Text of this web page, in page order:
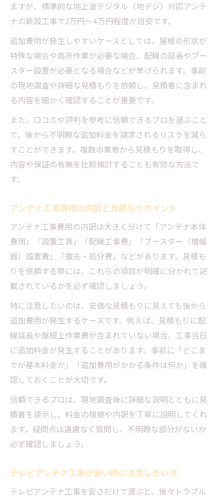
ますが、標準的な地上波デジタル（地デジ）対応アンテ
ナの新設工事で2万円〜4万円程度が目安です。
追加費用が発生しやすいケースとしては、屋根の形状が
特殊な場合や高所作業が必要な場合、配線の延長やブー
スター設置が必要となる場合などが挙げられます。事前
の現地調査や詳細な見積もりを依頼し、見積書に含まれ
る内容を細かく確認することが重要です。
また、口コミや評判を参考に信頼できるプロを選ぶこと
で、後から不明瞭な追加料金を請求されるリスクを減ら
すことができます。複数の業者から見積もりを取得し、
内容や保証の有無を比較検討することも有効な方法で
す。
アンテナ工事費用の内訳と見積もりポイント
アンテナ工事費用の内訳は大きく分けて「アンテナ本体
費用」「設置工賃」「配線工事費」「ブースター（増幅
器）設置費」「撤去・処分費」などがあります。見積も
りを依頼する際には、これらの項目が明確に分かれて記
載されているかを必ず確認しましょう。
特に注意したいのは、安価な見積もりに見えても後から
追加費用が発生するケースです。例えば、見積もりに配
線延長や屋根上作業費が含まれていない場合、工事当日
に追加料金が発生することがあります。事前に「どこま
でが基本料金か」「追加費用がかかる条件は何か」を確
認しておくことが大切です。
信頼できるプロは、現地調査後に詳細な説明とともに見
積書を提示し、料金の根拠や内訳を丁寧に説明してくれ
ます。疑問点は遠慮なく質問し、不明瞭な部分がないか
必ず確認しましょう。
テレビアンテナ工事が安い時に注意したい点
テレビアンテナ工事を安さだけで選ぶと、後々トラブル